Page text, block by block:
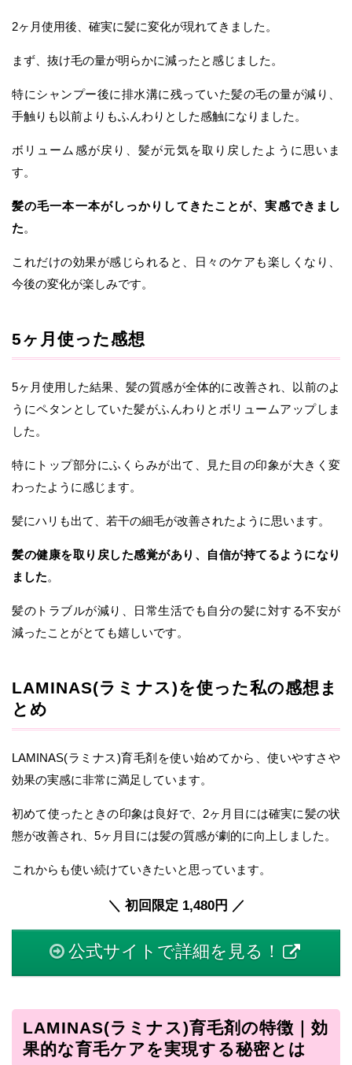
2ヶ月使用後、確実に髪に変化が現れてきました。
まず、抜け毛の量が明らかに減ったと感じました。
特にシャンプー後に排水溝に残っていた髪の毛の量が減り、
手触りも以前よりもふんわりとした感触になりました。
ボリューム感が戻り、髪が元気を取り戻したように思いま
す。
髪の毛一本一本がしっかりしてきたことが、実感できまし
た。
これだけの効果が感じられると、日々のケアも楽しくなり、
今後の変化が楽しみです。
5ヶ月使った感想
5ヶ月使用した結果、髪の質感が全体的に改善され、以前のよ
うにペタンとしていた髪がふんわりとボリュームアップしま
した。
特にトップ部分にふくらみが出て、見た目の印象が大きく変
わったように感じます。
髪にハリも出て、若干の細毛が改善されたように思います。
髪の健康を取り戻した感覚があり、自信が持てるようになり
ました。
髪のトラブルが減り、日常生活でも自分の髪に対する不安が
減ったことがとても嬉しいです。
LAMINAS(ラミナス)を使った私の感想ま
とめ
LAMINAS(ラミナス)育毛剤を使い始めてから、使いやすさや
効果の実感に非常に満足しています。
初めて使ったときの印象は良好で、2ヶ月目には確実に髪の状
態が改善され、5ヶ月目には髪の質感が劇的に向上しました。
これからも使い続けていきたいと思っています。
＼ 初回限定 1,480円 ／
公式サイトで詳細を見る！
LAMINAS(ラミナス)育毛剤の特徴｜効
果的な育毛ケアを実現する秘密とは